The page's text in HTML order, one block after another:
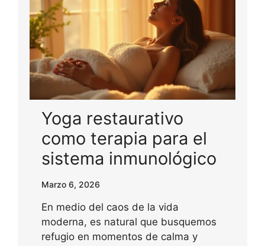
Yoga restaurativo
como terapia para el
sistema inmunológico
Marzo 6, 2026
En medio del caos de la vida
moderna, es natural que busquemos
refugio en momentos de calma y